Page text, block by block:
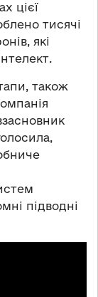
цієї
тисячі
які
також
підводні